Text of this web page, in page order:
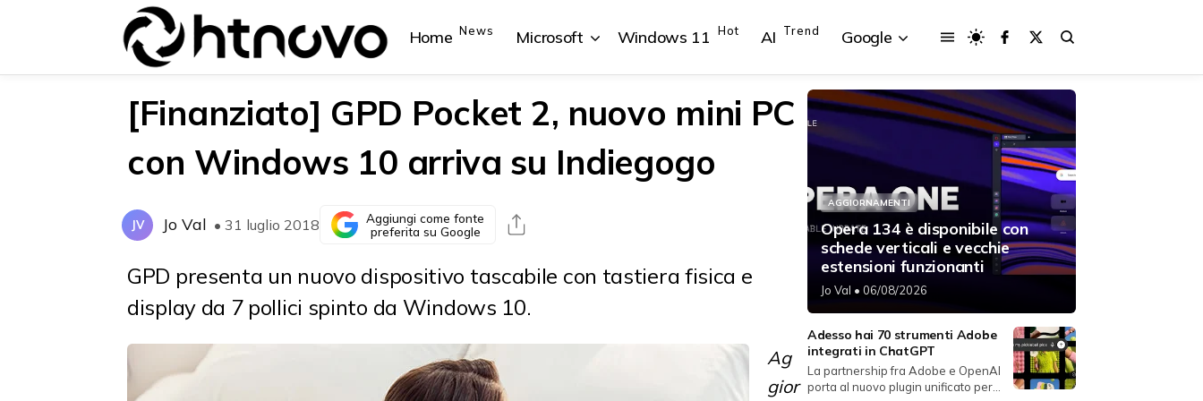
Home News Microsoft
{{POSTS[0].LABEL}} {{POSTS[1].LABEL}} {{POSTS[2].LABEL}} {{POSTS[3].LABEL}}
{{posts[3].title}}
Windows 11 Hot AI Trend Google
{{POSTS[0].LABEL}} {{POSTS[1].LABEL}} {{POSTS[2].LABEL}} {{POSTS[3].LABEL}}
{{posts[3].title}}
[Finanziato] GPD Pocket 2, nuovo mini PC
con Windows 10 arriva su Indiegogo
JV Jo Val • 31 luglio 2018
Aggiungi come fonte
preferita su Google
GPD presenta un nuovo dispositivo tascabile con tastiera fisica e
display da 7 pollici spinto da Windows 10.
Ag
gior
AGGIORNAMENTI
Opera 134 è disponibile con
schede verticali e vecchie
estensioni funzionanti
Jo Val • 06/08/2026
Adesso hai 70 strumenti Adobe
integrati in ChatGPT
La partnership fra Adobe e OpenAI
porta al nuovo plugin unificato per...